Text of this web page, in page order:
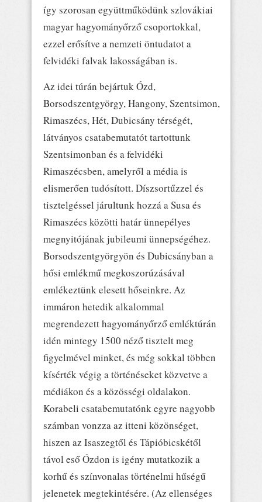
így szorosan együttműködünk szlovákiai
magyar hagyományőrző csoportokkal,
ezzel erősítve a nemzeti öntudatot a
felvidéki falvak lakosságában is.
Az idei túrán bejártuk Ózd,
Borsodszentgyörgy, Hangony, Szentsimon,
Rimaszécs, Hét, Dubicsány térségét,
látványos csatabemutatót tartottunk
Szentsimonban és a felvidéki
Rimaszécsben, amelyről a média is
elismerően tudósított. Díszsortűzzel és
tisztelgéssel járultunk hozzá a Susa és
Rimaszécs közötti határ ünnepélyes
megnyitójának jubileumi ünnepségéhez.
Borsodszentgyörgyön és Dubicsányban a
hősi emlékmű megkoszorúzásával
emlékeztünk elesett hőseinkre. Az
immáron hetedik alkalommal
megrendezett hagyományőrző emléktúrán
idén mintegy 1500 néző tisztelt meg
figyelmével minket, és még sokkal többen
kísérték végig a történéseket közvetve a
médiákon és a közösségi oldalakon.
Korabeli csatabemutatónk egyre nagyobb
számban vonzza az itteni közönséget,
hiszen az Isaszegtől és Tápióbicskétől
távol eső Ózdon is igény mutatkozik a
korhű és színvonalas történelmi hűségű
jelenetek megtekintésére. (Az ellenséges